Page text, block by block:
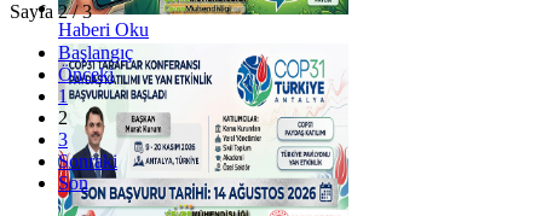
Haberi Oku
Sayfa 2 / 3
Başlangıç
Önceki
1
2
3
Sonraki
Son